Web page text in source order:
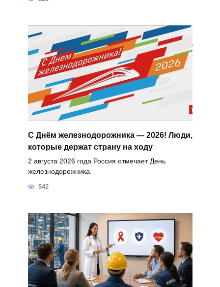
С Днём железнодорожника — 2026! Люди,
которые держат страну на ходу
2 августа 2026 года Россия отмечает День
железнодорожника.
542